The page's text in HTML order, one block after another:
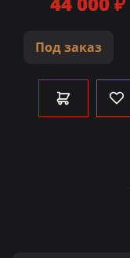
Под заказ